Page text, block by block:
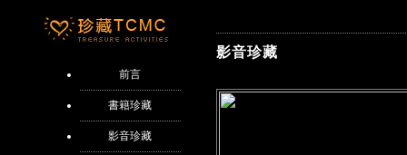
前言
書籍珍藏
影音珍藏
影音珍藏